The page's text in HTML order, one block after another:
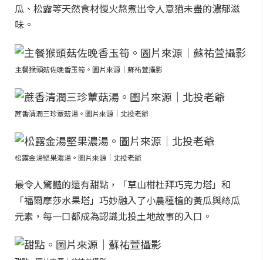
瓜、松露等天然食材慢火熬煮出令人意猶未盡的濃郁滋
味。
主餐猴頭菇佐晚香玉筍。圖片來源｜蘇祐萱攝影
蔗香清潤三珍蕈菇湯。圖片來源｜北投老爺
松露金湯堅果濃湯。圖片來源｜北投老爺
最令人驚豔的還有甜點，「草山柑杜拜巧克力塔」和
「福爾摩莎水果塔」巧妙融入了小農種植的黃瓜與絲瓜
元素，每一口都成為認識北投土地故事的入口。